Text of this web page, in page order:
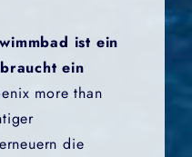
ist ein
ein
more than
die